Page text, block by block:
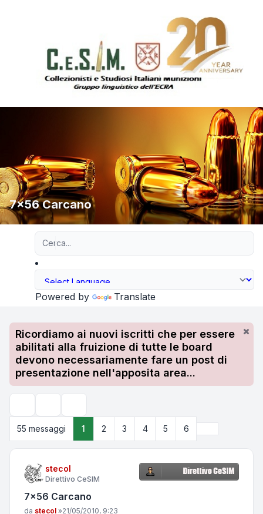
7x56 Carcano
Powered by Translate
Ricordiamo ai nuovi iscritti che per essere
abilitati alla fruizione di tutte le board
devono necessariamente fare un post di
presentazione nell'apposita area...
55 messaggi
1 2 3 4 5 6
stecol
Direttivo CeSIM
7x56 Carcano
Messaggio
da stecol »21/05/2010, 9:23